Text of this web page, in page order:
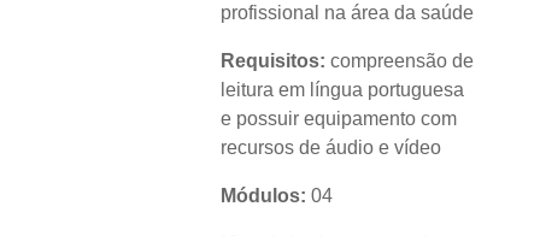
profissional na área da saúde
Requisitos:compreensão de
leitura em língua portuguesa
e possuir equipamento com
recursos de áudio e vídeo
Módulos: 04